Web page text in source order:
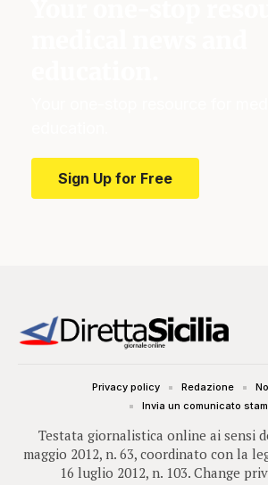
Sign Up for Free
Testata giornalistica online ai sensi
maggio 2012, n. 63, coordinato con la
16 luglio 2012, n. 103. Change
Privacy policy Redazione
Invia un comunicato